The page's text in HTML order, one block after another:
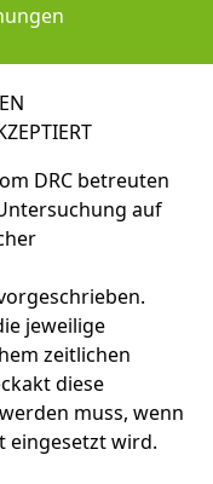
Ihnen
oder übergibt
das 1.
der
erstellt
Hinweisefür den
Unterschrift
und die
zu haben,
der
Ahnentafel
DRC betreuten
auf
jeweilige
zeitlichen
diese
muss, wenn
eingesetzt wird.